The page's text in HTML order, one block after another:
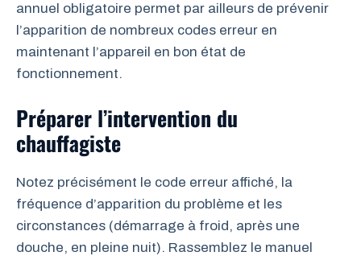
annuel obligatoire permet par ailleurs de prévenir
l’apparition de nombreux codes erreur en
maintenant l’appareil en bon état de
fonctionnement.
Préparer l’intervention du
chauffagiste
Notez précisément le code erreur affiché, la
fréquence d’apparition du problème et les
circonstances (démarrage à froid, après une
douche, en pleine nuit). Rassemblez le manuel